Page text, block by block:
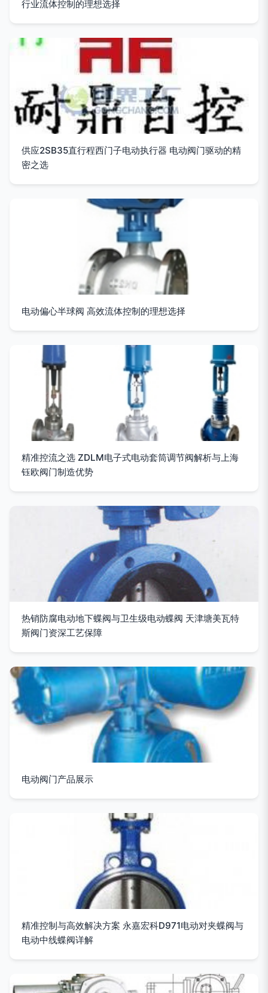
行业流体控制的理想选择
供应2SB35直行程西门子电动执行器 电动阀门驱动的精
密之选
电动偏心半球阀 高效流体控制的理想选择
精准控流之选 ZDLM电子式电动套筒调节阀解析与上海
钰欧阀门制造优势
热销防腐电动地下蝶阀与卫生级电动蝶阀 天津塘美瓦特
斯阀门资深工艺保障
电动阀门产品展示
精准控制与高效解决方案 永嘉宏科D971电动对夹蝶阀与
电动中线蝶阀详解